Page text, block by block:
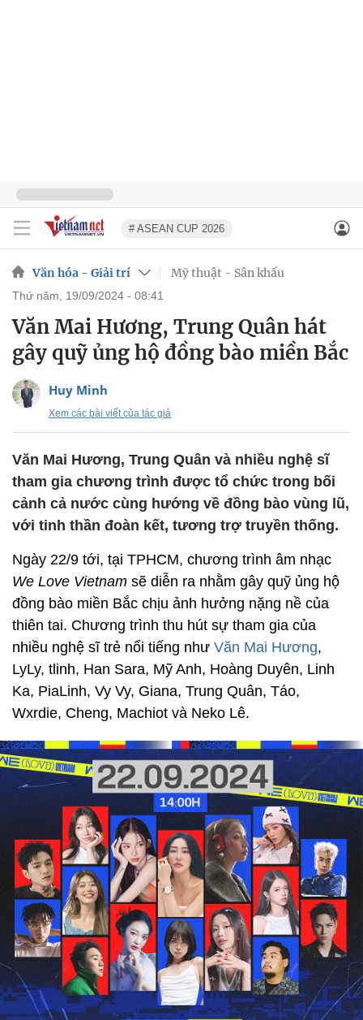
# ASEAN CUP 2026
Văn hóa - Giải trí Mỹ thuật - Sân khấu
thứ năm, 19/09/2024 - 08:41
Văn Mai Hương, Trung Quân hát
gây quỹ ủng hộ đồng bào miền Bắc
Huy Minh
Xem các bài viết của tác giả
Văn Mai Hương, Trung Quân và nhiều nghệ sĩ
tham gia chương trình được tổ chức trong bối
cảnh cả nước cùng hướng về đồng bào vùng lũ,
với tinh thần đoàn kết, tương trợ truyền thống.
Ngày 22/9 tới, tại TPHCM, chương trình âm nhạc
We Love Vietnam sẽ diễn ra nhằm gây quỹ ủng hộ
đồng bào miền Bắc chịu ảnh hưởng nặng nề của
thiên tai. Chương trình thu hút sự tham gia của
nhiều nghệ sĩ trẻ nổi tiếng như Văn Mai Hương,
LyLy, tlinh, Han Sara, Mỹ Anh, Hoàng Duyên, Linh
Ka, PiaLinh, Vy Vy, Giana, Trung Quân, Táo,
Wxrdie, Cheng, Machiot và Neko Lê.